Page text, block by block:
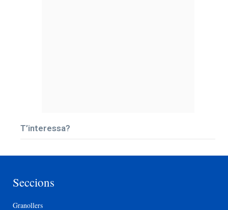
T’interessa?
Seccions
Granollers